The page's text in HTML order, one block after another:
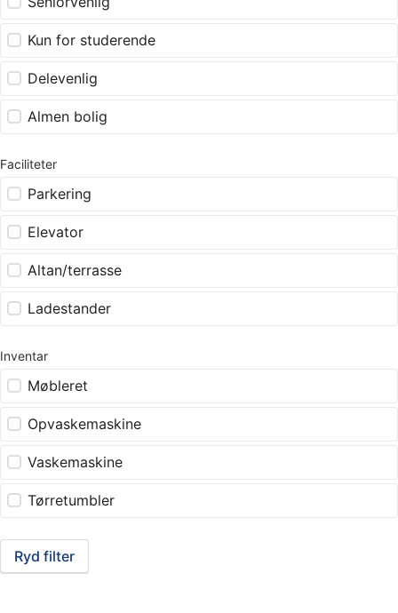
Kun for studerende
Delevenlig
Almen bolig
Faciliteter
Parkering
Elevator
Altan/terrasse
Ladestander
Inventar
Møbleret
Opvaskemaskine
Vaskemaskine
Tørretumbler
Ryd filter